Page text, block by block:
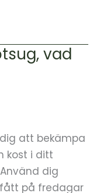
vad
att bekämpa
kost i ditt
dig
på fredagar